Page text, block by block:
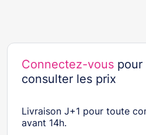
Connectez-vous pour
consulter les prix
Livraison J+1 pour toute
avant 14h.